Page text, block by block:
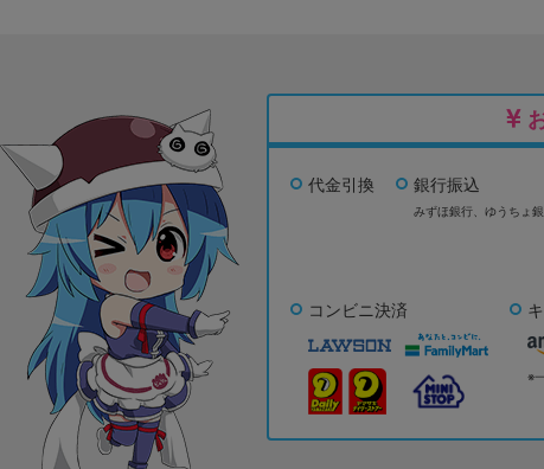
代金引換 銀行振込
みずほ銀行、 ゆうちょ
コンビニ決済
※